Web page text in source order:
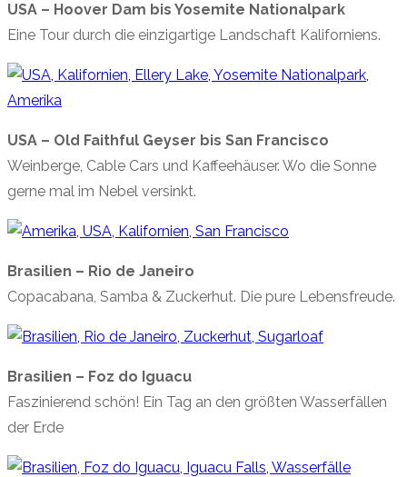
USA – Hoover Dam bis Yosemite Nationalpark
Eine Tour durch die einzigartige Landschaft Kaliforniens.
USA – Old Faithful Geyser bis San Francisco
Weinberge, Cable Cars und Kaffeehäuser. Wo die Sonne
gerne mal im Nebel versinkt.
Brasilien – Rio de Janeiro
Copacabana, Samba & Zuckerhut. Die pure Lebensfreude.
Brasilien – Foz do Iguacu
Faszinierend schön! Ein Tag an den größten Wasserfällen
der Erde